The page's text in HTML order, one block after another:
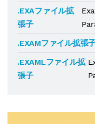
.EXAファイル拡
張子
.EXAMファイル拡張
.EXAMLファイル拡
張子